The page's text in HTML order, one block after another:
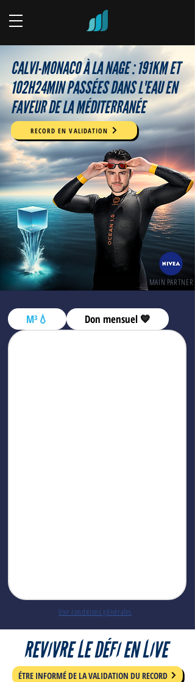
CALVI-MONACO À LA NAGE : 191KM ET
102H24MIN PASSÉES DANS L'EAU EN
FAVEUR DE LA MÉDITERRANÉE
RECORD EN VALIDATION
MAIN PARTNER
M³💧 Don mensuel 💙
Voir conditions générales
REVIVRE LE DÉFI EN LIVE
ÉTRE INFORMÉ DE LA VALIDATION DU RECORD